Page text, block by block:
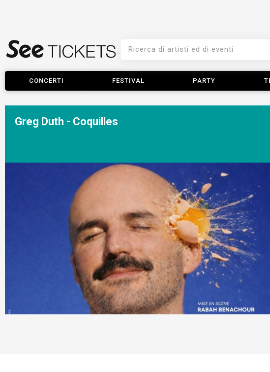
CONCERTI FESTIVAL PARTY
Greg Duth - Coquilles